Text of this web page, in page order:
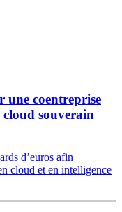
une coentreprise
souverain
d’euros afin
cloud et en intelligence